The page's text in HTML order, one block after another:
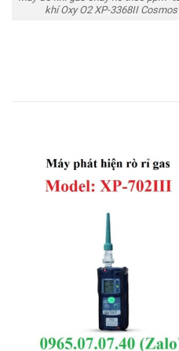
khí Oxy O2 XP-3368II Cosmos